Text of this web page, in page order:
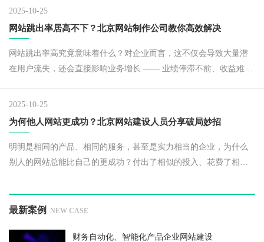
2025-10-25
网站跳出率居高不下？北京网站制作公司教你高效解决
网站跳出率高究竟意味着什么？对企业而言，这不仅会导致大量潜
在用户流失，还会直接影响业务增长 —— 业绩停滞不前、收益难以
2025-10-25
为何他人网站更成功？北京网站建设人员分享破局妙招
明明是相同的产品、相同的服务，甚至是实力相当的企业，为什么
别人的网站总能比自己的更成功？付出了相似的投入、花费了相近
最新案例 NEW CASE
财务自动化、智能化产品企业网站建设